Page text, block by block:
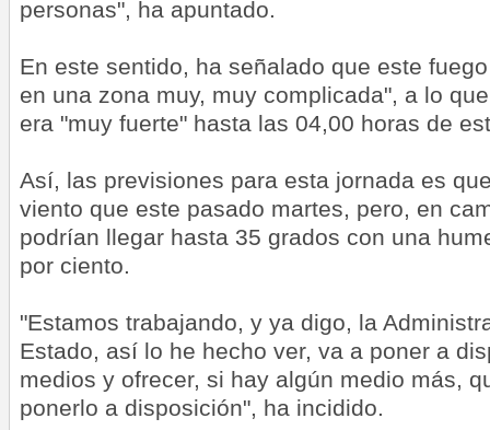
personas", ha apuntado.
En este sentido, ha señalado que este
en una zona muy, muy complicada", a lo
era "muy fuerte" hasta las 04,00 horas de
Así, las previsiones para esta jornada es
viento que este pasado martes, pero, en
podrían llegar hasta 35 grados con una
por ciento.
"Estamos trabajando, y ya digo, la
Estado, así lo he hecho ver, va a poner a
medios y ofrecer, si hay algún medio más,
ponerlo a disposición", ha incidido.